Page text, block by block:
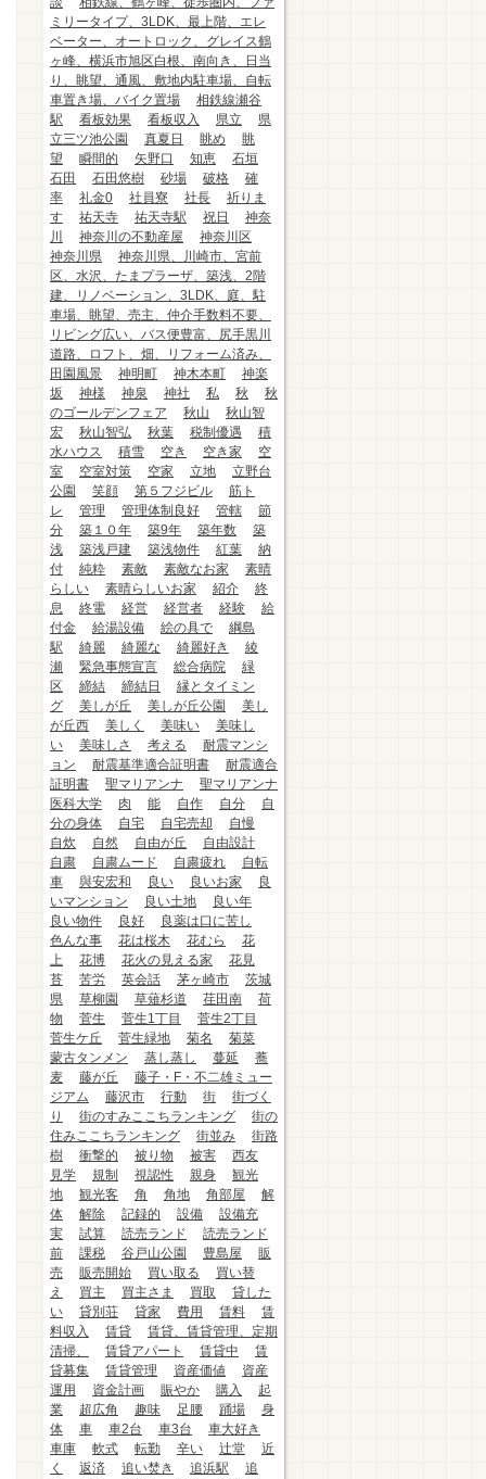
ミリータイプ、3LDK、最上階、エレ
ベーター、オートロック、グレイス鶴
ヶ峰、横浜市旭区白根、南向き、日当
り、眺望、通風、敷地内駐車場、自転
車置き場、バイク置場
相鉄線瀬谷
駅
看板効果 看板収入 県立
県
立三ツ池公園
真夏日 眺め
眺
望
瞬間的 矢野口 知恵
石垣
石田
石田悠樹 砂場 破格
確
率
礼金0 社員寮 社長
祈りま
す
祐天寺 祐天寺駅 祝日
神奈
川
神奈川の不動産屋
神奈川区
神奈川県
神奈川県、川崎市、宮前
区、水沢、たまプラーザ、築浅、2階
建、リノベーション、3LDK、庭、駐
車場、眺望、売主、仲介手数料不要、
リビング広い、バス便豊富、尻手黒川
道路、ロフト、畑、リフォーム済み、
田園風景
神明町 神木本町
神楽
坂
神様 神泉 神社 私 秋
秋
のゴールデンフェア
秋山
秋山智
宏
秋山智弘 秋葉 税制優遇
積
水ハウス
積雪 空き 空き家
空
室
空室対策 空家 立地
立野台
公園
笑顔 第５フジビル
筋ト
レ
管理 管理体制良好 管轄
節
分
築１０年 築9年 築年数
築
浅
築浅戸建 築浅物件 紅葉
納
付
純粋 素敵 素敵なお家
素晴
らしい
素晴らしいお家 紹介
終
息
終電 経営 経営者 経験
給
付金
給湯設備 絵の具で
綱島
駅
綺麗 綺麗な 綺麗好き
綾
瀬
緊急事態宣言 総合病院
緑
区
締結 締結日
縁とタイミン
グ
美しが丘 美しが丘公園
美し
が丘西
美しく 美味い
美味し
い
美味しさ 考える
耐震マンシ
ョン
耐震基準適合証明書
耐震適合
証明書
聖マリアンナ
聖マリアンナ
医科大学
肉 能 自作 自分
自
分の身体
自宅 自宅売却
自慢
自炊
自然 自由が丘
自由設計
自粛
自粛ムード 自粛疲れ
自転
車
與安宏和 良い 良いお家
良
いマンション
良い土地
良い年
良い物件
良好
良薬は口に苦し
色んな事
花は桜木 花むら
花
上
花博 花火の見える家
花見
苔
苦労 英会話 茅ヶ崎市
茨城
県
草柳園 草薙杉道 荏田南
荷
物
菅生 菅生1丁目
菅生2丁目
菅生ケ丘
菅生緑地 菊名
菊菜
蒙古タンメン
蒸し蒸し 蔓延
蕎
麦
藤が丘
藤子・F・不二雄ミュー
ジアム
藤沢市 行動 街
街づく
り
街のすみここちランキング
街の
住みここちランキング
街並み
街路
樹
衝撃的 被り物 被害
西友
見学
規制 視認性 親身
観光
地
観光客 角 角地 角部屋
解
体
解除 記録的 設備
設備充
実
試算 読売ランド
読売ランド
前
課税 谷戸山公園 豊島屋
販
売
販売開始 買い取る
買い替
え
買主 買主さま 買取
貸した
い
貸別荘 貸家 費用 賃料
賃
料収入
賃貸
賃貸、賃貸管理、定期
清掃、
賃貸アパート 賃貸中
賃
貸募集
賃貸管理 資産価値
資産
運用
資金計画 賑やか 購入
起
業
超広角 趣味 足腰 踊場
身
体
車 車2台 車3台
車大好き
車庫
軟式 転勤 辛い 辻堂
近
く
返済 追い焚き 追浜駅
追